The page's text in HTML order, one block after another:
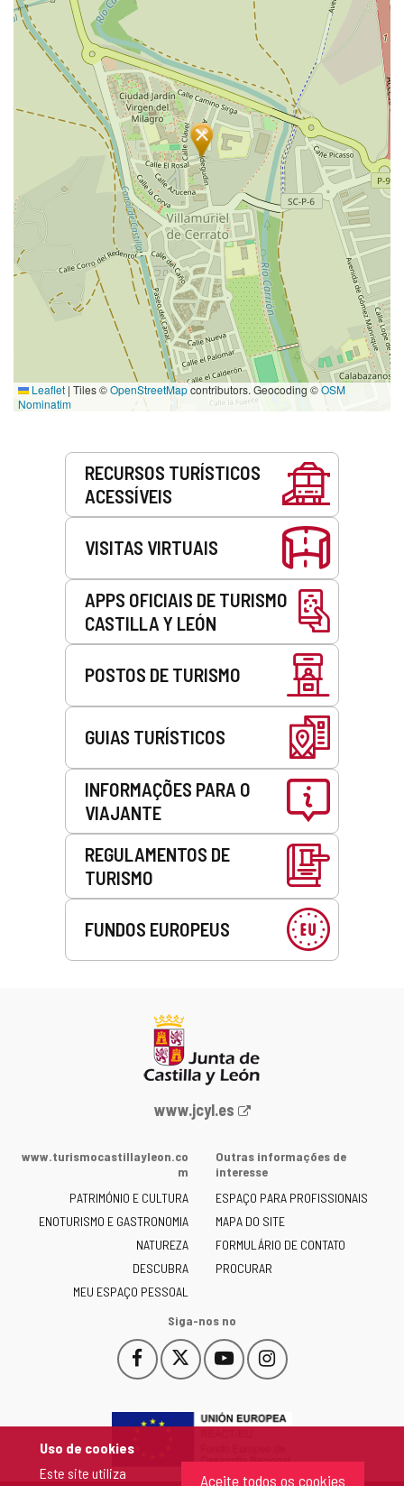
Uso de cookies
Este site utiliza
Aceite todos os cookies
Leaflet | Tiles ©OpenStreetMapcontributors. Geocoding ©OSM
Nominatim
RECURSOS TURÍSTICOS
ACESSÍVEIS
VISITAS VIRTUAIS
APPS OFICIAIS DE TURISMO
CASTILLA Y LEÓN
POSTOS DE TURISMO
GUIAS TURÍSTICOS
INFORMAÇÕES PARA O
VIAJANTE
REGULAMENTOS DE
TURISMO
FUNDOS EUROPEUS
Portal
Junta
Castilla
y
León
-
www.jcyl.es
www.turismocastillayleon.co
m
PATRIMÓNIO E CULTURA
ENOTURISMO E GASTRONOMIA
NATUREZA
DESCUBRA
MEU ESPAÇO PESSOAL
Outras informações de
interesse
ESPAÇO PARA PROFISSIONAIS
MAPA DO SITE
FORMULÁRIO DE CONTATO
PROCURAR
Siga-nos no
Facebook
Este
enlace
abrirá
Este
enlace
abrirá
ventana
YouTube
Este
enlace
abrirá
ventana
Instagram
Este
enlace
abrirá